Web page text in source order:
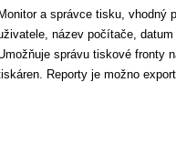
Monitor a správce tisku, vhodný
název počítače,
správu tiskové fronty
Reporty je možno